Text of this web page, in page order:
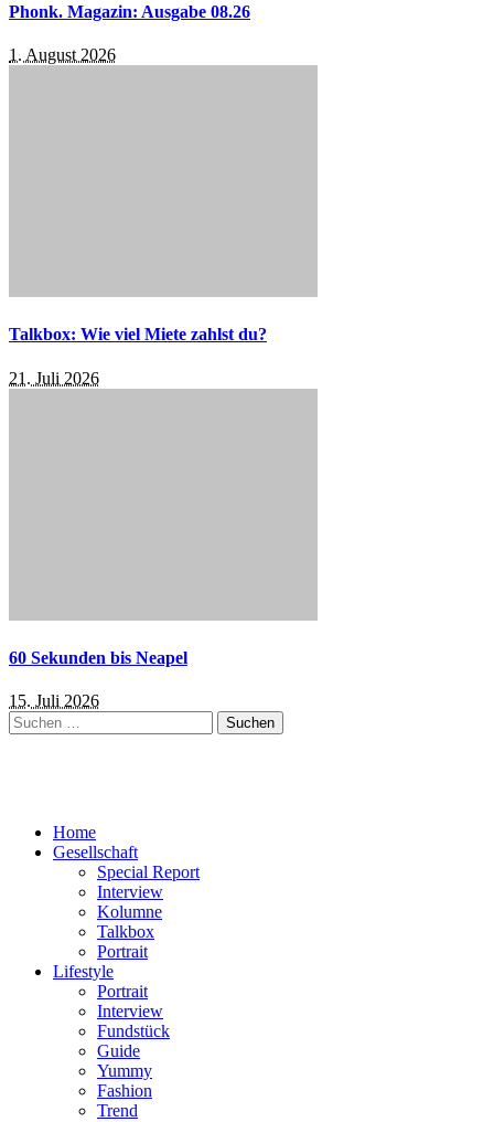
Phonk. Magazin: Ausgabe 08.26
1. August 2026
Talkbox: Wie viel Miete zahlst du?
21. Juli 2026
60 Sekunden bis Neapel
15. Juli 2026
Suchen
nach:
Home
Gesellschaft
Special Report
Interview
Kolumne
Talkbox
Portrait
Lifestyle
Portrait
Interview
Fundstück
Guide
Yummy
Fashion
Trend